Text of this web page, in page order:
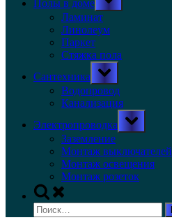
Полы в доме
sub-
menu
Ламинат
Линолеум
Паркет
Стяжка пола
Сантехника
Toggle
sub-
menu
Водопровод
Канализация
Электропроводка
Toggle
sub-
Заземление
Монтаж выключателей
Монтаж освещения
Монтаж розеток
Toggle
search
form
Найти: